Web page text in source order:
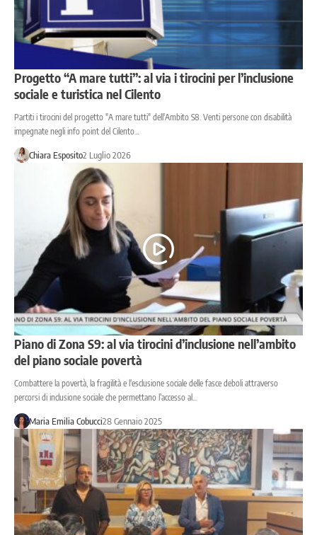
Progetto “A mare tutti”: al via i tirocini per l’inclusione
sociale e turistica nel Cilento
Partiti i tirocini del progetto "A mare tutti" dell'Ambito S8. Venti persone con disabilità
impegnate negli info point del Cilento…
Chiara Esposito2 Luglio 2026
Piano di Zona S9: al via tirocini d’inclusione nell’ambito
del piano sociale povertà
Combattere la povertà, la fragilità e l'esclusione sociale delle fasce deboli attraverso
percorsi di inclusione sociale che permettano l’accesso al…
Maria Emilia Cobucci28 Gennaio 2025